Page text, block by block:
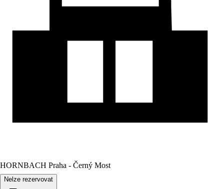
HORNBACH Praha - Černý Most
Nelze rezervovat